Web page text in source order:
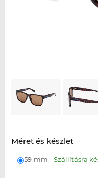
Méret és készlet
59 mm Szállításra